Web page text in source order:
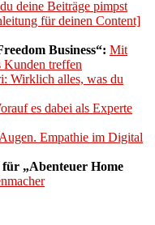
deine Beiträge pimpst
für deinen Content]
Business“: Mit
Kunden treffen
Wirklich alles, was du
es dabei als Experte
Empathie im Digital
„Abenteuer Home